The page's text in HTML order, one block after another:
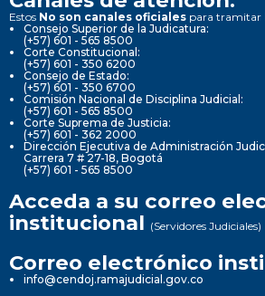
Estos No son canales oficiales para tramitar
Consejo Superior de la Judicatura:
(+57) 601 - 565 8500
Corte Constitucional:
(+57) 601 - 350 6200
Consejo de Estado:
(+57) 601 - 350 6700
Comisión Nacional de Disciplina Judicial:
(+57) 601 - 565 8500
Corte Suprema de Justicia:
(+57) 601 - 362 2000
Dirección Ejecutiva de Administración
Carrera 7 # 27-18, Bogotá
(+57) 601 - 565 8500
Acceda a su correo
institucional (Servidores Judiciales)
Correo electrónico
info@cendoj.ramajudicial.gov.co